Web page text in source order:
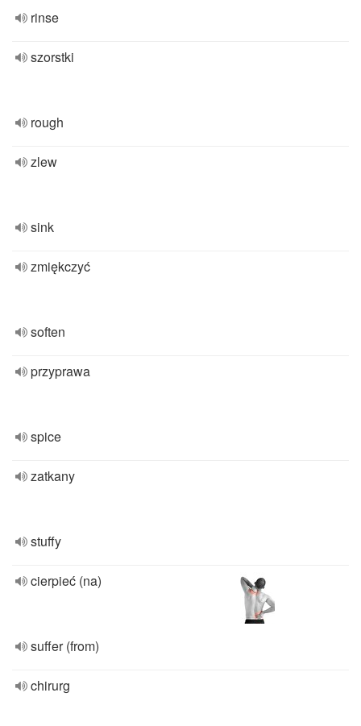
rinse
szorstki
rough
zlew
sink
zmiękczyć
soften
przyprawa
spice
zatkany
stuffy
cierpieć (na)
suffer (from)
chirurg